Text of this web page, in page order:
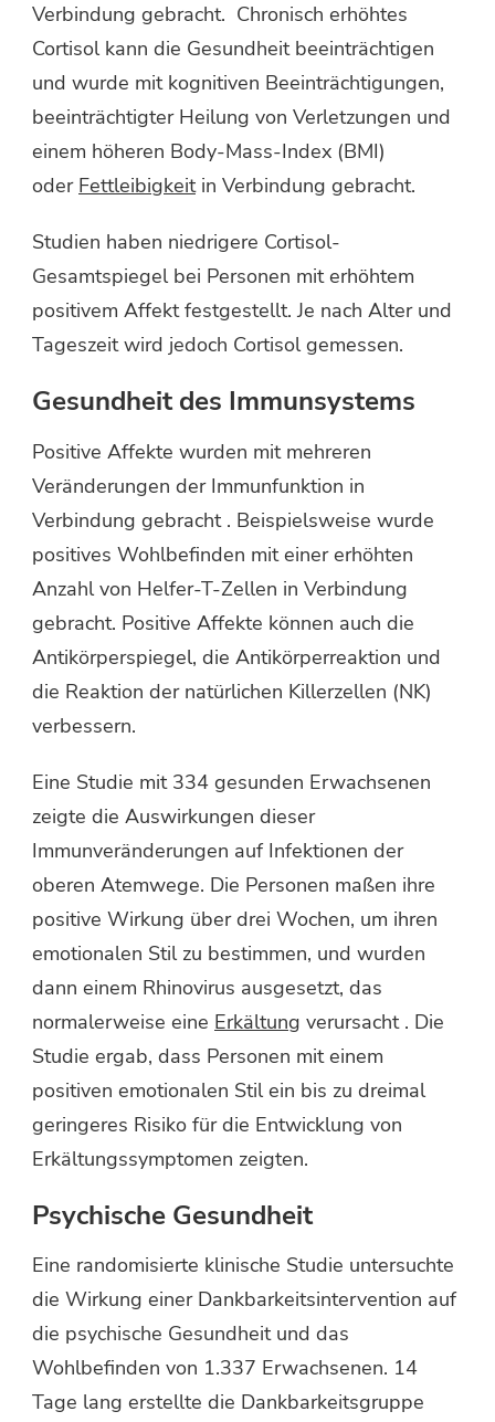
Verbindung gebracht. Chronisch erhöhtes
Cortisol kann die Gesundheit beeinträchtigen
und wurde mit kognitiven Beeinträchtigungen,
beeinträchtigter Heilung von Verletzungen und
einem höheren Body-Mass-Index (BMI)
oder Fettleibigkeitin Verbindung gebracht.
Studien haben niedrigere Cortisol-
Gesamtspiegel bei Personen mit erhöhtem
positivem Affekt festgestellt. Je nach Alter und
Tageszeit wird jedoch Cortisol gemessen.
Gesundheit des Immunsystems
Positive Affekte wurden mit mehreren
Veränderungen der Immunfunktion in
Verbindung gebracht . Beispielsweise wurde
positives Wohlbefinden mit einer erhöhten
Anzahl von Helfer-T-Zellen in Verbindung
gebracht. Positive Affekte können auch die
Antikörperspiegel, die Antikörperreaktion und
die Reaktion der natürlichen Killerzellen (NK)
verbessern.
Eine Studie mit 334 gesunden Erwachsenen
zeigte die Auswirkungen dieser
Immunveränderungen auf Infektionen der
oberen Atemwege. Die Personen maßen ihre
positive Wirkung über drei Wochen, um ihren
emotionalen Stil zu bestimmen, und wurden
dann einem Rhinovirus ausgesetzt, das
normalerweise eine Erkältung verursacht . Die
Studie ergab, dass Personen mit einem
positiven emotionalen Stil ein bis zu dreimal
geringeres Risiko für die Entwicklung von
Erkältungssymptomen zeigten.
Psychische Gesundheit
Eine randomisierte klinische Studie untersuchte
die Wirkung einer Dankbarkeitsintervention auf
die psychische Gesundheit und das
Wohlbefinden von 1.337 Erwachsenen. 14
Tage lang erstellte die Dankbarkeitsgruppe